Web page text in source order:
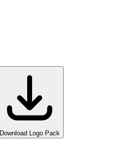
Download Logo Pack